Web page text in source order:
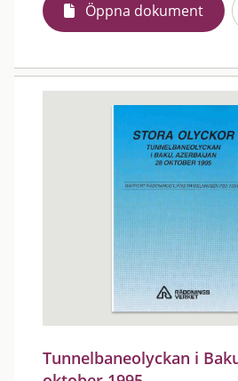
Öppna dokument
Tunnelbaneolyckan i